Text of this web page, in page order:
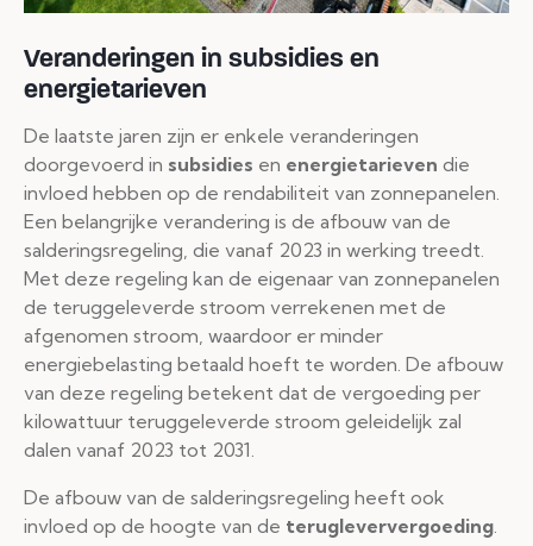
Veranderingen in subsidies en
energietarieven
De laatste jaren zijn er enkele veranderingen
doorgevoerd in subsidies en energietarieven die
invloed hebben op de rendabiliteit van zonnepanelen.
Een belangrijke verandering is de afbouw van de
salderingsregeling, die vanaf 2023 in werking treedt.
Met deze regeling kan de eigenaar van zonnepanelen
de teruggeleverde stroom verrekenen met de
afgenomen stroom, waardoor er minder
energiebelasting betaald hoeft te worden. De afbouw
van deze regeling betekent dat de vergoeding per
kilowattuur teruggeleverde stroom geleidelijk zal
dalen vanaf 2023 tot 2031.
De afbouw van de salderingsregeling heeft ook
invloed op de hoogte van de terugleververgoeding